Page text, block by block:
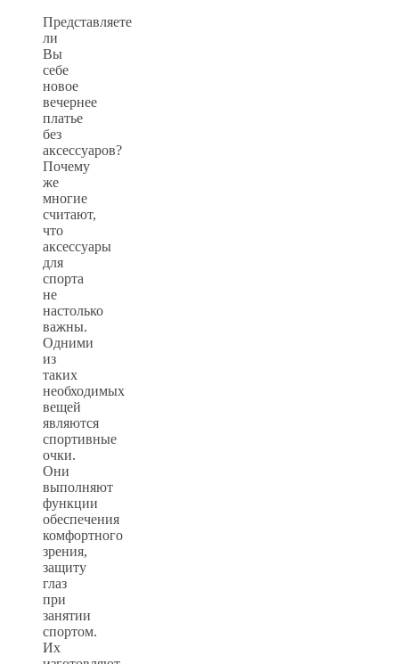
Представляете
ли
Вы
себе
новое
вечернее
платье
без
аксессуаров?
Почему
же
многие
считают,
что
аксессуары
для
спорта
не
настолько
важны.
Одними
из
таких
необходимых
вещей
являются
спортивные
очки.
Они
выполняют
функции
обеспечения
комфортного
зрения,
защиту
глаз
при
занятии
спортом.
Их